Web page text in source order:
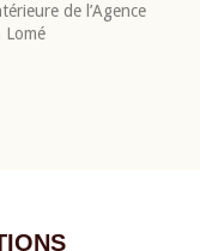
de l’Agence
Lomé